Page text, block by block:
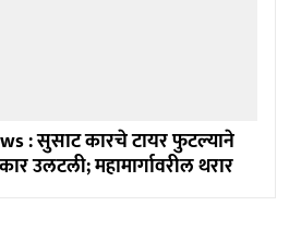
: सुसाट कारचे टायर फुटल्याने
उलटली; महामार्गावरील थरार